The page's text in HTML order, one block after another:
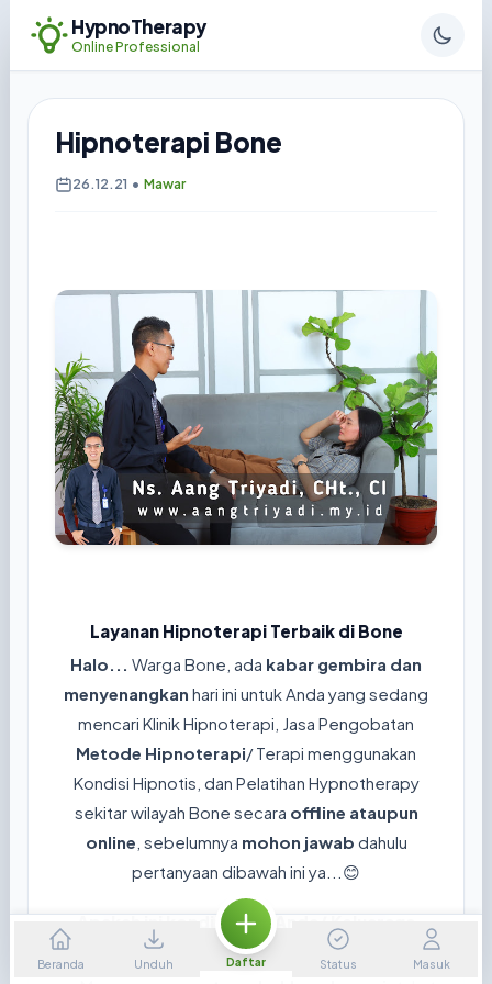
HypnoTherapy
Online Professional
Hipnoterapi Bone
26.12.21 • Mawar
Layanan Hipnoterapi Terbaik di Bone
Halo... Warga Bone, ada kabar gembira dan
menyenangkan hari ini untuk Anda yang sedang
mencari Klinik Hipnoterapi, Jasa Pengobatan
Metode Hipnoterapi/ Terapi menggunakan
Kondisi Hipnotis, dan Pelatihan Hypnotherapy
sekitar wilayah Bone secara offline ataupun
online , sebelumnya mohon jawab dahulu
pertanyaan dibawah ini ya...😊
Apakah ini kondisi yang Anda/ Keluaraga
rasakan sekarang?
Beranda Unduh Daftar Status Masuk